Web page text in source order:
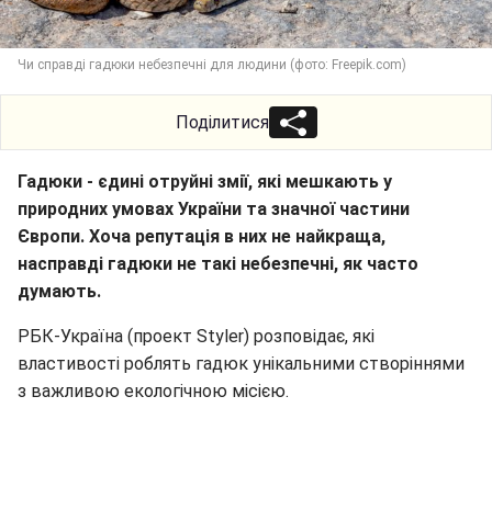
Чи справді гадюки небезпечні для людини (фото: Freepik.com)
Поділитися
Гадюки - єдині отруйні змії, які мешкають у
природних умовах України та значної частини
Європи. Хоча репутація в них не найкраща,
насправді гадюки не такі небезпечні, як часто
думають.
РБК-Україна (проект Styler) розповідає, які
властивості роблять гадюк унікальними створіннями
з важливою екологічною місією.